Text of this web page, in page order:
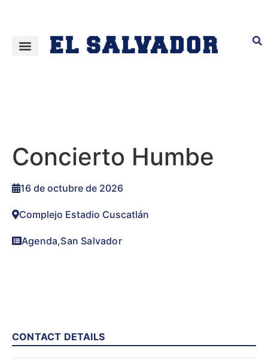
Concierto Humbe
16 de octubre de 2026
Complejo Estadio Cuscatlán
Agenda,San Salvador
CONTACT DETAILS